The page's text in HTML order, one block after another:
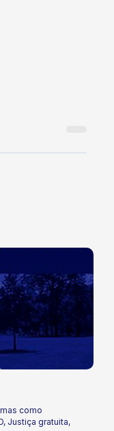
como
Justiça gratuita,